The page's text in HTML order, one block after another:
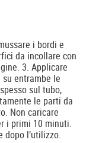
i bordi e
da incollare con
3. Applicare
entrambe le
sul tubo,
le parti da
Non caricare
i primi 10 minuti.
l’utilizzo.